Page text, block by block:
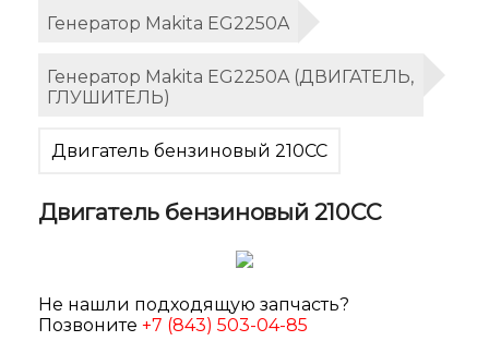
Генератор Makita EG2250A
Генератор Makita EG2250A (ДВИГАТЕЛЬ,
ГЛУШИТЕЛЬ)
Двигатель бензиновый 210CC
Двигатель бензиновый 210CC
Не нашли подходящую запчасть?
Позвоните +7 (843) 503-04-85